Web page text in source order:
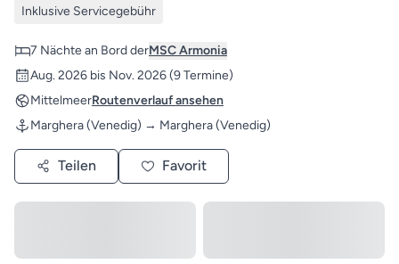
Inklusive Servicegebühr
7 Nächte an Bord derMSC Armonia
Aug. 2026 bis Nov. 2026(9 Termine)
MittelmeerRoutenverlauf ansehen
Marghera (Venedig) → Marghera (Venedig)
Teilen Favorit